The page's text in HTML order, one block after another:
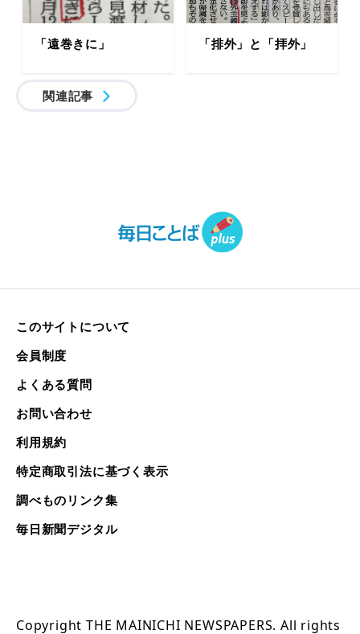
「遠巻きに」 「排外」と「拝外」
関連記事
このサイトについて
会員制度
よくある質問
お問い合わせ
利用規約
特定商取引法に基づく表示
調べものリンク集
毎日新聞デジタル
Copyright THE MAINICHI NEWSPAPERS. All rights